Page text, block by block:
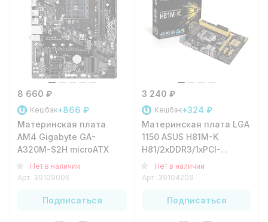
8 660 ₽
Кешбэк+866 ₽
Материнская плата
AM4 Gigabyte GA-
A320M-S2H microATX
Нет в наличии
Арт. 39109006
Подписаться
3 240 ₽
Кешбэк+324 ₽
Материнская плата LGA
1150 ASUS H81M-K
H81/2xDDR3/1xPCI-
e16/2xPCI-
e1/2xSATA3/2xSATA2/
Нет в наличии
Арт. 39104206
Подписаться